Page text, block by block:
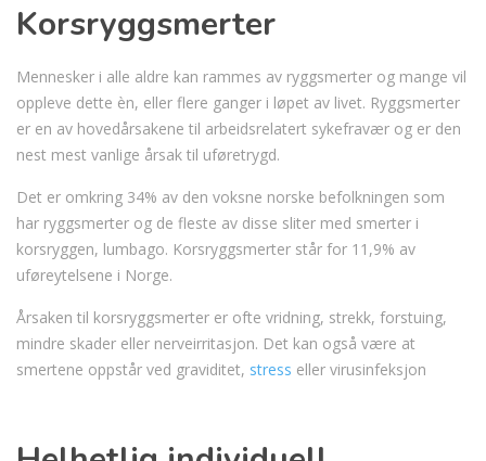
Korsryggsmerter
Mennesker i alle aldre kan rammes av ryggsmerter og mange vil
oppleve dette èn, eller flere ganger i løpet av livet. Ryggsmerter
er en av hovedårsakene til arbeidsrelatert sykefravær og er den
nest mest vanlige årsak til uføretrygd.
Det er omkring 34% av den voksne norske befolkningen som
har ryggsmerter og de fleste av disse sliter med smerter i
korsryggen, lumbago. Korsryggsmerter står for 11,9% av
uføreytelsene i Norge.
Årsaken til korsryggsmerter er ofte vridning, strekk, forstuing,
mindre skader eller nerveirritasjon. Det kan også være at
smertene oppstår ved graviditet, stress eller virusinfeksjon